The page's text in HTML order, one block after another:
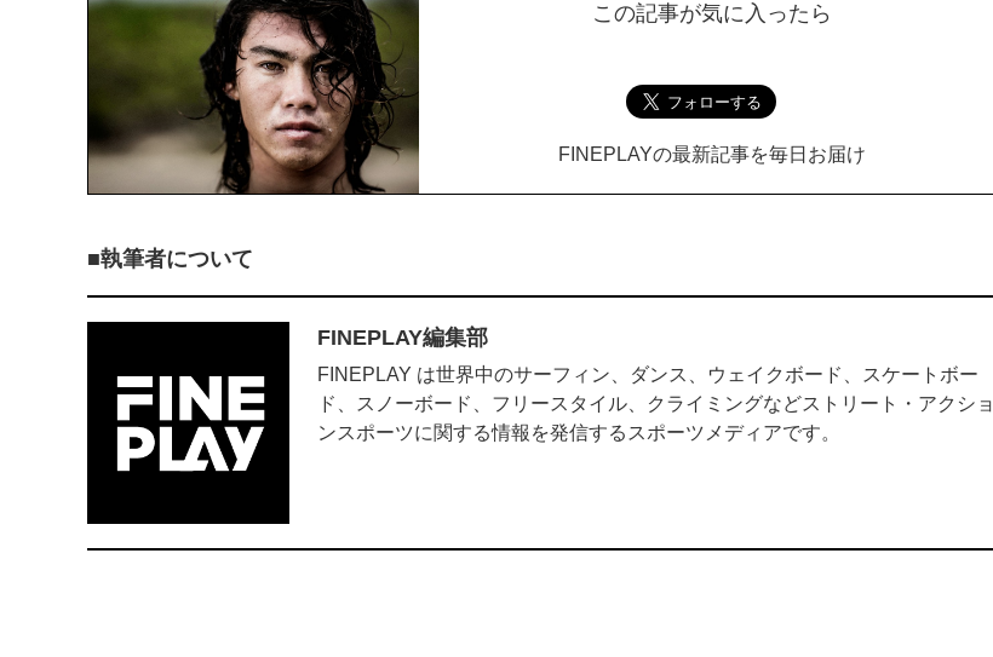
この記事が気に入ったら
FINEPLAYの最新記事を毎日お届け
執筆者について
FINEPLAY編集部
FINEPLAY は世界中のサーフィン、ダンス、ウェイクボード、スケートボー
ド、スノーボード、フリースタイル、クライミングなどストリート・アクショ
ンスポーツに関する情報を発信するスポーツメディアです。